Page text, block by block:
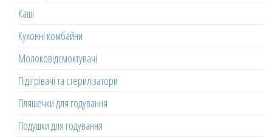
Каші
Кухонні комбайни
Молоковідсмоктувачі
Підігрівачі та стерилізатори
Пляшечки для годування
Подушки для годування